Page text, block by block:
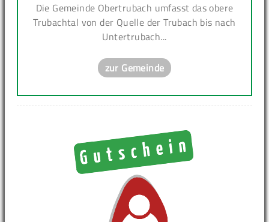
Die Gemeinde Obertrubach umfasst das obere
Trubachtal von der Quelle der Trubach bis nach
Untertrubach...
zur Gemeinde